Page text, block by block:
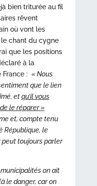
bien triturée au fil
rêvent
où vont les
chant du cygne
que les positions
à la
France : « Nous
que le lien
etqu’il vous
le réparer »
et, compte tenu
République, le
peut toujours parler
on ait
le danger, car on